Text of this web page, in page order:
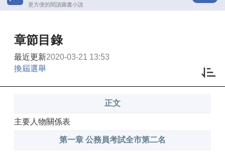
更方便的閱讀圖書小說
章節目錄
最近更新2020-03-21 13:53
換屆選舉
正文
主要人物關係表
第一章 公務員考試全市第二名